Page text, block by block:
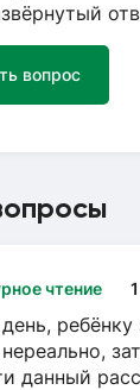
вопрос
чтение
ребёнку
нереально,
данный